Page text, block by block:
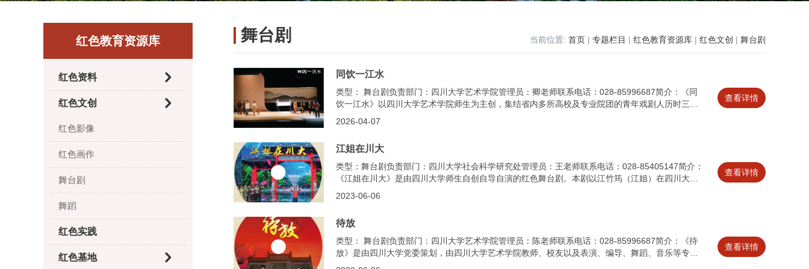
红色教育资源库
红色资料
红色文创
红色影像
红色画作
舞台剧
舞蹈
红色实践
红色基地
舞台剧 当前位置: 首页 | 专题栏目 | 红色教育资源库 | 红色文创 | 舞台剧
同饮一江水
类型： 舞台剧负责部门：四川大学艺术学院管理员：卿老师联系电话：028-85996687简介：《同
饮一江水》以四川大学艺术学院师生为主创，集结省内多所高校及专业院团的青年戏剧人历时三年
2026-04-07
查看详情
江姐在川大
类型：舞台剧负责部门：四川大学社会科学研究处管理员：王老师联系电话：028-85405147简介：
《江姐在川大》是由四川大学师生自创自导自演的红色舞台剧。本剧以江竹筠（江姐）在四川大学
2023-06-06
查看详情
待放
类型： 舞台剧负责部门：四川大学艺术学院管理员：陈老师联系电话：028-85996687简介：《待
放》是由四川大学党委策划，由四川大学艺术学院教师、校友以及表演、编导、舞蹈、音乐等专业
查看详情